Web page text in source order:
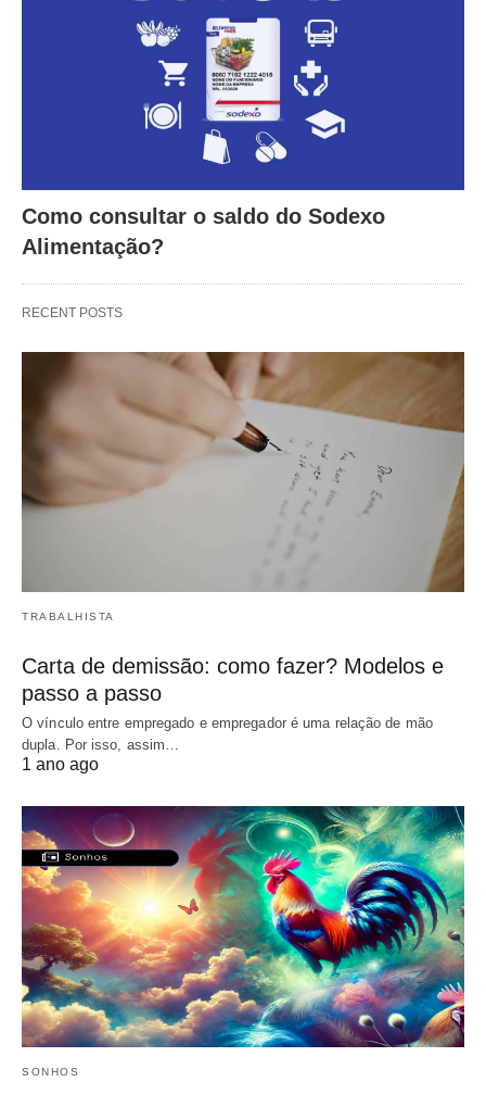
Como consultar o saldo do Sodexo
Alimentação?
RECENT POSTS
TRABALHISTA
Carta de demissão: como fazer? Modelos e
passo a passo
O vínculo entre empregado e empregador é uma relação de mão
dupla. Por isso, assim…
1 ano ago
SONHOS